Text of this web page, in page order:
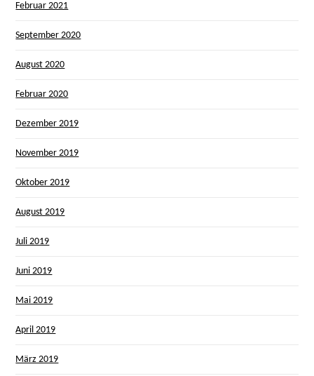
Februar 2021
September 2020
August 2020
Februar 2020
Dezember 2019
November 2019
Oktober 2019
August 2019
Juli 2019
Juni 2019
Mai 2019
April 2019
März 2019